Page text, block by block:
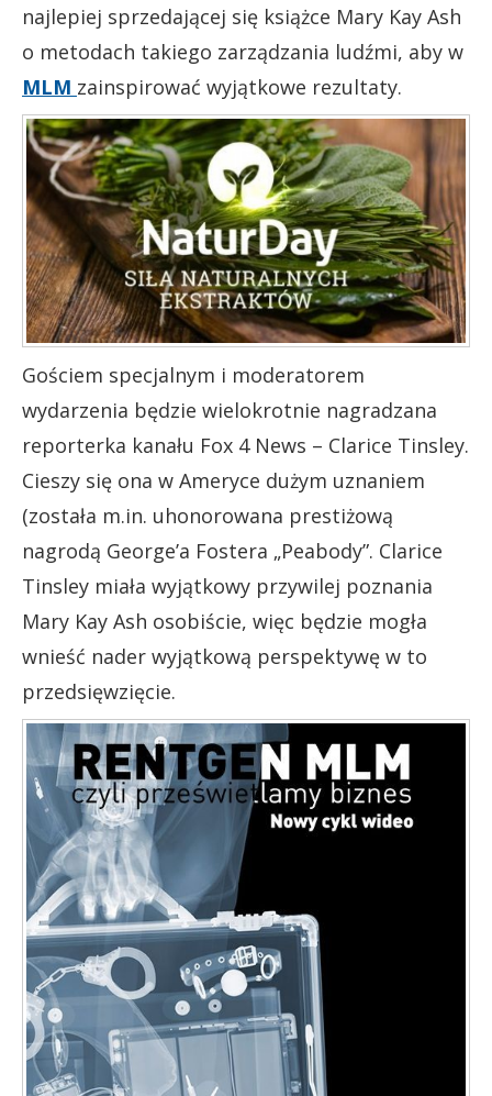
najlepiej sprzedającej się książce Mary Kay Ash
o metodach takiego zarządzania ludźmi, aby w
MLM zainspirować wyjątkowe rezultaty.
Gościem specjalnym i moderatorem
wydarzenia będzie wielokrotnie nagradzana
reporterka kanału Fox 4 News – Clarice Tinsley.
Cieszy się ona w Ameryce dużym uznaniem
(została m.in. uhonorowana prestiżową
nagrodą George’a Fostera „Peabody”. Clarice
Tinsley miała wyjątkowy przywilej poznania
Mary Kay Ash osobiście, więc będzie mogła
wnieść nader wyjątkową perspektywę w to
przedsięwzięcie.